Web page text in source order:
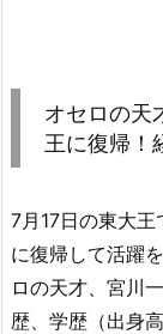
オセロの天
王に復帰！
7月17日の東大
に復帰して活躍
ロの天才、宮川
歴、学歴（出身